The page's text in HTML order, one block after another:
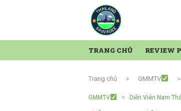
TRANG CHỦ REVIEW
Trang chủ » GMMTV »
GMMTV Diễn Viên Nam